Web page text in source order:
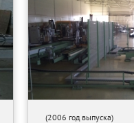
(2006 год выпуска)